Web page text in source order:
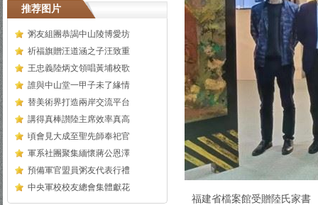
推荐图片
粥友組團恭謁中山陵博愛坊
祈福旗贈汪道涵之子汪致重
王忠義陸炳文領唱黃埔校歌
誰與中山堂一甲子未了緣情
替美術界打造兩岸交流平台
講得真棒讃陸主席效率真高
頃會見大成至聖先師奉祀官
軍系社團聚集緬懷蔣公恩澤
預備軍官盟員粥友代表行禮
中央軍校校友總會集體獻花
福建省檔案館受贈陸氏家書